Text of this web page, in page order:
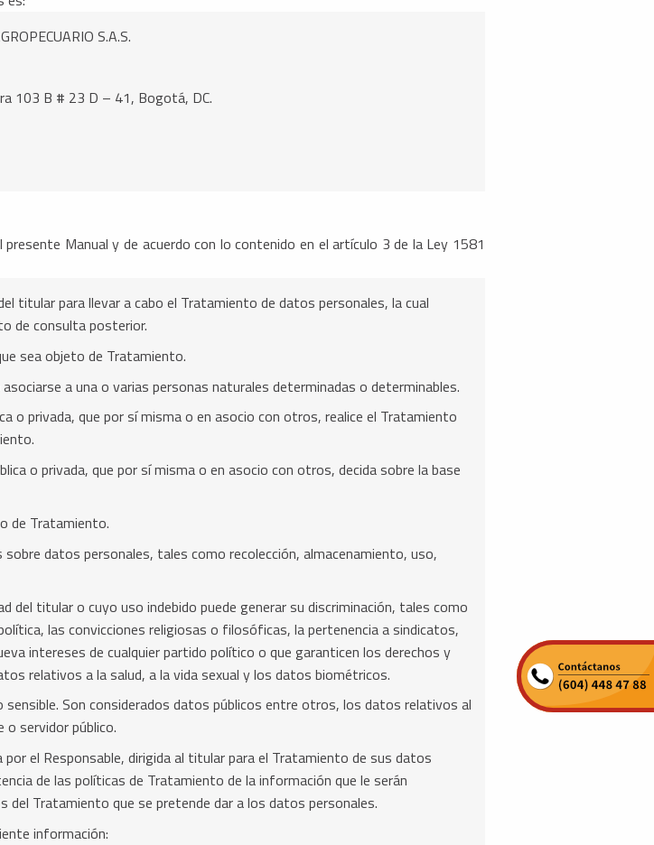
S.A.S.
103 B # 23 D – 41, Bogotá, DC.
Manual y de acuerdo con lo contenido en el artículo 3 de la Ley 1581
titular para llevar a cabo el Tratamiento de datos personales, la cual
de consulta posterior.
sea objeto de Tratamiento.
a una o varias personas naturales determinadas o determinables.
o privada, que por sí misma o en asocio con otros, realice el Tratamiento
o privada, que por sí misma o en asocio con otros, decida sobre la base
de Tratamiento.
datos personales, tales como recolección, almacenamiento, uso,
del titular o cuyo uso indebido puede generar su discriminación, tales como
las convicciones religiosas o filosóficas, la pertenencia a sindicatos,
intereses de cualquier partido político o que garanticen los derechos y
relativos a la salud, a la vida sexual y los datos biométricos.
Son considerados datos públicos entre otros, los datos relativos al
servidor público.
el Responsable, dirigida al titular para el Tratamiento de sus datos
de las políticas de Tratamiento de la información que le serán
del Tratamiento que se pretende dar a los datos personales.
información: